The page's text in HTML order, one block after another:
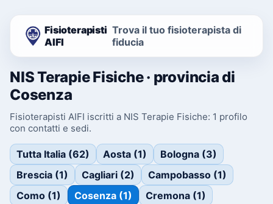
Fisioterapisti
AIFI
Trova il tuo fisioterapista di
fiducia
NIS Terapie Fisiche · provincia di
Cosenza
Fisioterapisti AIFI iscritti a NIS Terapie Fisiche: 1 profilo
con contatti e sedi.
Tutta Italia (62) Aosta (1)
Bologna (3)
Brescia (1)
Cagliari (2)
Campobasso (1)
Como (1)
Cosenza (1)
Cremona (1)